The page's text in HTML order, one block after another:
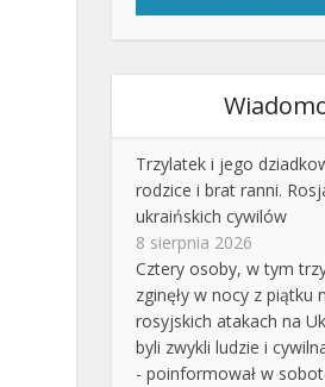
Trzylatek i jego
rodzice i brat ranni.
ukraińskich cywilów
8 sierpnia 2026
Cztery osoby, w tym
zginęły w nocy z piątku
rosyjskich atakach na
byli zwykli ludzie i
- poinformował w